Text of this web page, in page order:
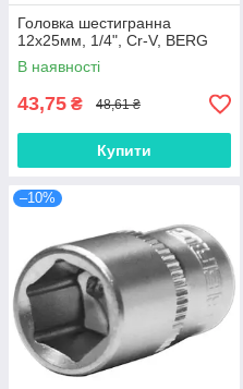
Головка шестигранна
12х25мм, 1/4", Cr-V, BERG
В наявності
43,75 ₴ 48,61 ₴
Купити
–10%